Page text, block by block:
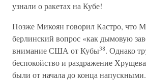
узнали о ракетах на Кубе!
Позже Микоян говорил Кастро, что
берлинский вопрос «как дымовую
внимание США от Кубы38. Однако
беспокойство и раздражение
были от начала до конца